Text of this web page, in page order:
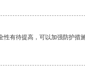
性有待提高，可以加强防护措